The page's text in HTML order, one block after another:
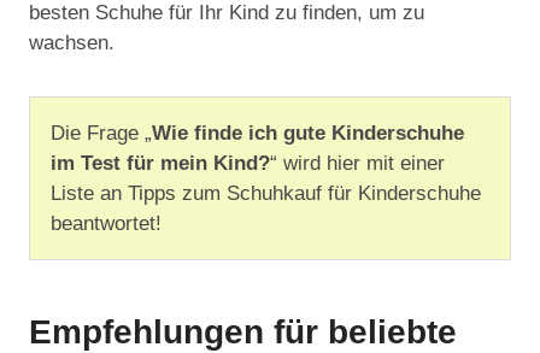
besten Schuhe für Ihr Kind zu finden, um zu
wachsen.
Die Frage „Wie finde ich gute Kinderschuhe
im Test für mein Kind?“ wird hier mit einer
Liste an Tipps zum Schuhkauf für Kinderschuhe
beantwortet!
Empfehlungen für beliebte